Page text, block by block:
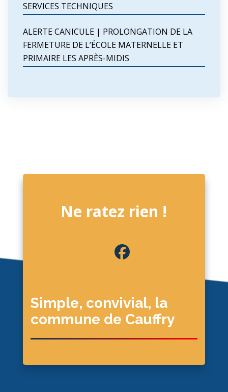
SERVICES TECHNIQUES
ALERTE CANICULE | PROLONGATION DE LA
FERMETURE DE L’ÉCOLE MATERNELLE ET
PRIMAIRE LES APRÈS-MIDIS
Ne ratez rien !
Simple, convivial, la
commune de Cauffry